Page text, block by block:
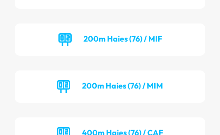
200m Haies (76) / MIF
200m Haies (76) / MIM
400m Haies (76) / CAF